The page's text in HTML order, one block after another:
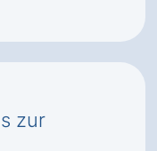
zur